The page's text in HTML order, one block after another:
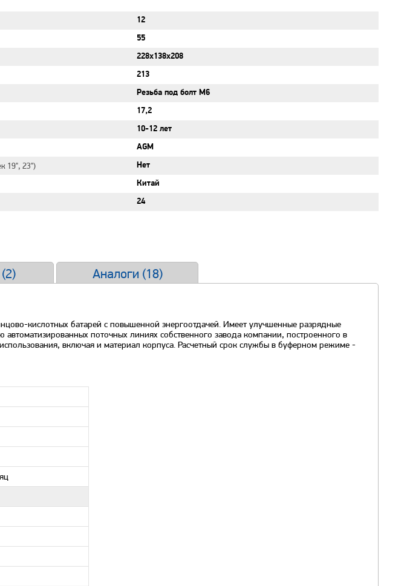
12
55
228x138x208
213
Резьба под болт М6
17,2
10-12 лет
AGM
19", 23") Нет
Китай
24
2) Аналоги (18)
кислотных батарей с повышенной энергоотдачей. Имеет улучшенные разрядные
поточных линиях собственного завода компании, построенного в
включая и материал корпуса. Расчетный срок службы в буферном режиме -